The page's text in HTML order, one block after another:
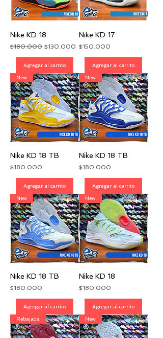
Nike KD 18
Precio
$180.000 Precio de oferta
$130.000
Agregar al carrito
Nike KD 17
Precio
$150.000
Agregar al carrito
New
Nike KD 18 TB
Precio
$180.000
Agregar al carrito
New
Nike KD 18 TB
Precio
$180.000
Agregar al carrito
New
Nike KD 18 TB
Precio
$180.000
Agregar al carrito
New
Nike KD 18
Precio
$180.000
Agregar al carrito
Rebajada New